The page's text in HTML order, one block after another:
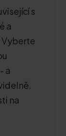
s
a
Vyberte
a
na